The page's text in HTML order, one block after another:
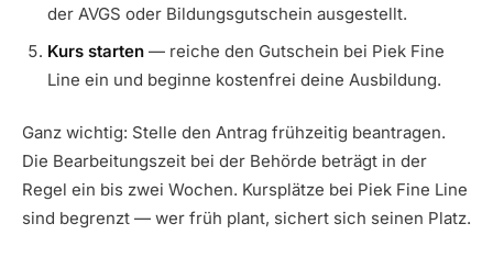
der AVGS oder Bildungsgutschein ausgestellt.
Kurs starten— reiche den Gutschein bei Piek Fine
Line ein und beginne kostenfrei deine Ausbildung.
Ganz wichtig: Stelle den Antrag frühzeitig beantragen.
Die Bearbeitungszeit bei der Behörde beträgt in der
Regel ein bis zwei Wochen. Kursplätze bei Piek Fine Line
sind begrenzt — wer früh plant, sichert sich seinen Platz.